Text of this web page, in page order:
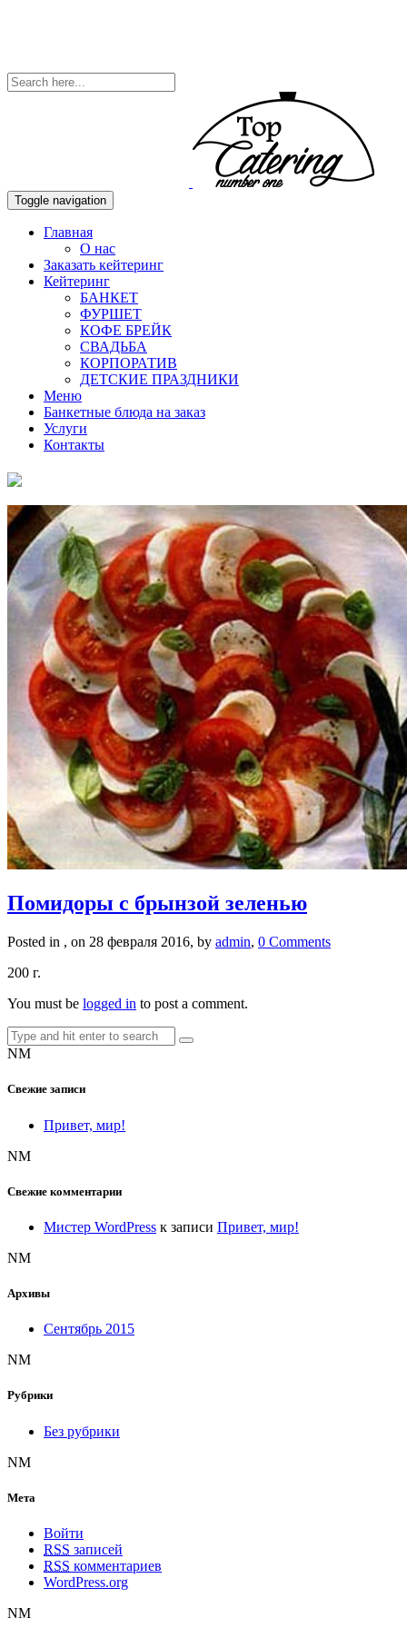
Toggle navigation
Главная
О нас
Заказать кейтеринг
Кейтеринг
БАНКЕТ
ФУРШЕТ
КОФЕ БРЕЙК
СВАДЬБА
КОРПОРАТИВ
ДЕТСКИЕ ПРАЗДНИКИ
Меню
Банкетные блюда на заказ
Услуги
Контакты
Помидоры с брынзой зеленью
Posted in , on 28 февраля 2016, by admin, 0 Comments
200 г.
You must be logged in to post a comment.
NM
Свежие записи
Привет, мир!
NM
Свежие комментарии
Мистер WordPress к записи Привет, мир!
NM
Архивы
Сентябрь 2015
NM
Рубрики
Без рубрики
NM
Мета
Войти
RSS записей
RSS комментариев
WordPress.org
NM